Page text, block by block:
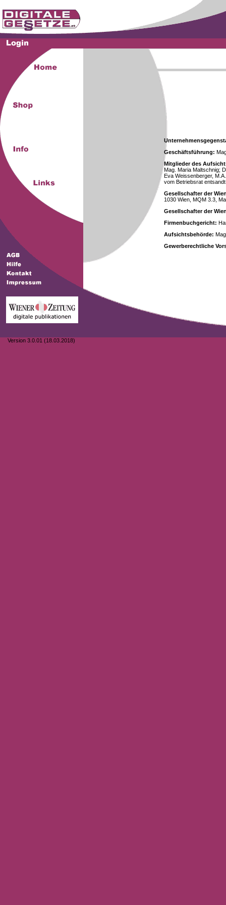
Version 3.0.01 (18.03.2018)
Geschäftsführung:
Mitglieder des
Mag. Maria Maltschnig;
Eva Weissenberger,
vom Betriebsrat
Gesellschafter der
1030 Wien, MQM 3.3,
Gesellschafter der
Firmenbuchgericht:
Aufsichtsbehörde:
Gewerberechtliche